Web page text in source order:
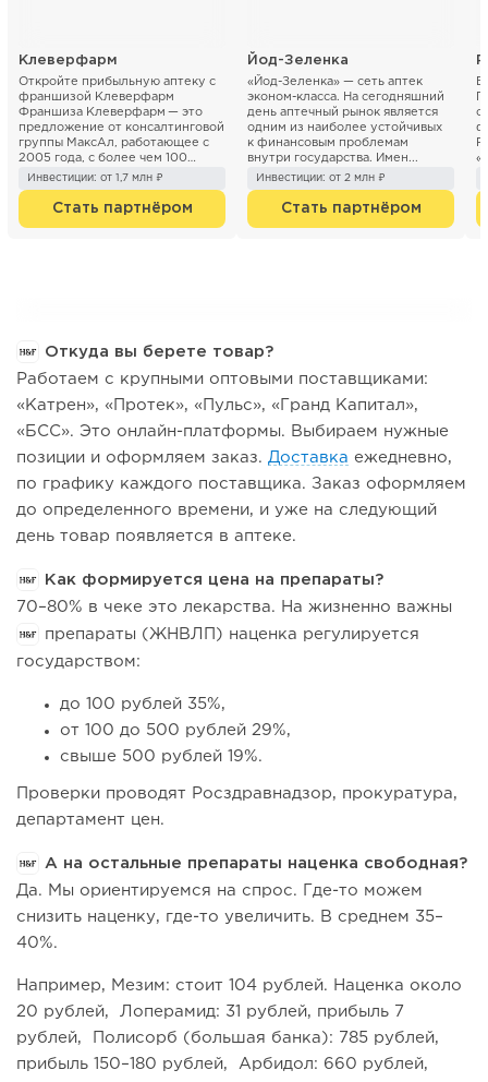
Клеверфарм
Откройте прибыльную аптеку с
франшизой Клеверфарм
Франшиза Клеверфарм — это
предложение от консалтинговой
группы МаксАл, работающее с
2005 года, с более чем 100
успешно открытыми аптечными
то...
Инвестиции: от 1,7 млн ₽
Стать партнёром
Йод-Зеленка
«Йод-Зеленка» — сеть аптек
эконом-класса. На сегодняшний
день аптечный рынок является
одним из наиболее устойчивых
к финансовым проблемам
внутри государства. Имен...
Инвестиции: от 2 млн ₽
Стать партнёром
Откуда вы берете товар?
Работаем с крупными оптовыми поставщиками:
«Катрен», «Протек», «Пульс», «Гранд Капитал»,
«БСС». Это онлайн-платформы. Выбираем нужные
позиции и оформляем заказ. Доставка ежедневно,
по графику каждого поставщика. Заказ оформляем
до определенного времени, и уже на следующий
день товар появляется в аптеке.
Как формируется цена на препараты?
70–80% в чеке это лекарства. На жизненно важны
препараты (ЖНВЛП) наценка регулируется
государством:
до 100 рублей 35%,
от 100 до 500 рублей 29%,
свыше 500 рублей 19%.
Проверки проводят Росздравнадзор, прокуратура,
департамент цен.
А на остальные препараты наценка свободная?
Да. Мы ориентируемся на спрос. Где-то можем
снизить наценку, где-то увеличить. В среднем 35–
40%.
Например, Мезим: стоит 104 рублей. Наценка около
20 рублей, Лоперамид: 31 рублей, прибыль 7
рублей, Полисорб (большая банка): 785 рублей,
прибыль 150–180 рублей, Арбидол: 660 рублей,